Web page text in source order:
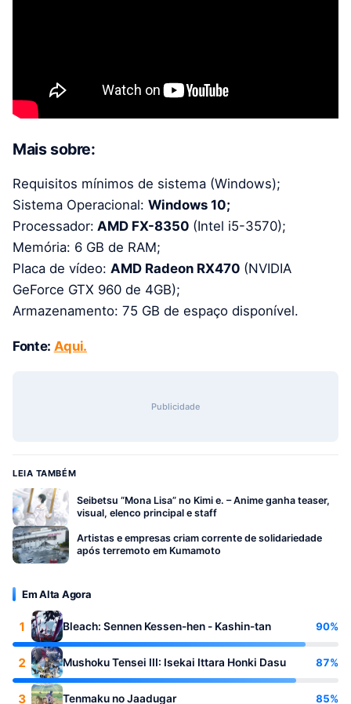
Mais sobre:
Requisitos mínimos de sistema (Windows);
Sistema Operacional: Windows 10;
Processador: AMD FX-8350 (Intel i5-3570);
Memória: 6 GB de RAM;
Placa de vídeo: AMD Radeon RX470 (NVIDIA
GeForce GTX 960 de 4GB);
Armazenamento: 75 GB de espaço disponível.
Fonte: Aqui.
Publicidade
LEIA TAMBÉM
Seibetsu “Mona Lisa” no Kimi e. – Anime ganha teaser,
visual, elenco principal e staff
Artistas e empresas criam corrente de solidariedade
após terremoto em Kumamoto
Em Alta Agora
1 Bleach: Sennen Kessen-hen - Kashin-tan 90%
2 Mushoku Tensei III: Isekai Ittara Honki Dasu 87%
3 Tenmaku no Jaadugar 85%